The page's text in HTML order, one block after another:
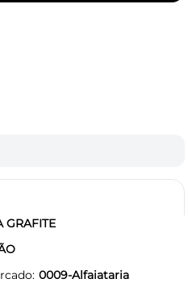
GRAFITE
0009-Alfaiataria